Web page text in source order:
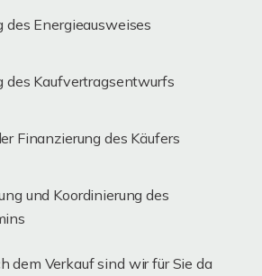
des Energieausweises
des Kaufvertragsentwurfs
Finanzierung des Käufers
und Koordinierung des
dem Verkauf sind wir für Sie da